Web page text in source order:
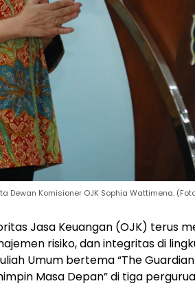
Dewan Komisioner OJK Sophia Wattimena.
Jasa Keuangan (OJK) terus
risiko, dan integritas di
Umum bertema “The
Masa Depan” di tiga